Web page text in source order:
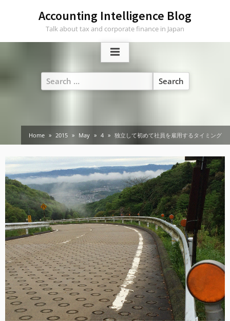
Accounting Intelligence Blog
Talk about tax and corporate finance in Japan
Search
for:
Home 2015 May 4 独立して初めて社員を雇用するタイミング